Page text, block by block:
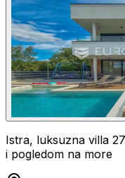
Istra, luksuzna villa
i pogledom na more